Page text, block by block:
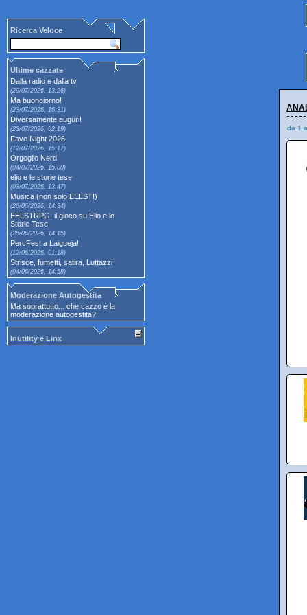
Ricerca Veloce
Ultime cazzate
Dalla radio e dalla tv
(29/07/2026, 13:26)
Ma buongiorno!
(23/07/2026, 16:31)
Diversamente auguri!
(23/07/2026, 02:19)
Fave Night 2026
(12/07/2026, 15:17)
Orgoglio Nerd
(04/07/2026, 15:00)
elio e le storie tese
(03/07/2026, 13:47)
Musica (non solo EELST!)
(26/06/2026, 14:34)
EELSTRPG: il gioco su Elio e le
Storie Tese
(25/06/2026, 14:15)
PercFest a Laigueja!
(12/06/2026, 01:18)
Strisce, fumetti, satira, Luttazzi
(04/06/2026, 14:58)
Moderazione Autogestita
Ma soprattutto... che cazzo è la
moderazione autogestita?
Inutility e Linx
da 1